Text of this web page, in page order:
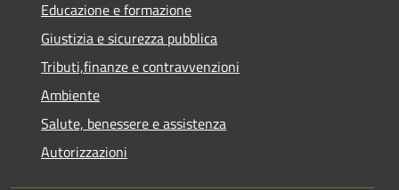
Educazione e formazione
Giustizia e sicurezza pubblica
Tributi,finanze e contravvenzioni
Ambiente
Salute, benessere e assistenza
Autorizzazioni